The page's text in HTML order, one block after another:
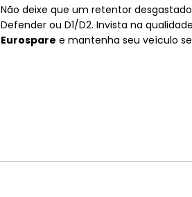
Não deixe que um retentor
Defender ou D1/D2. Invista na
Eurospare e mantenha seu veículo